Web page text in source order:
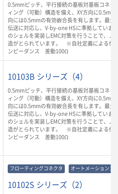
0.5mmピッチ、平行接続の基板対基板コネク
ィング（可動）構造を備え、XY方向に
向には0.5mmの有効嵌合長を有します。最
伝送に対応し、V-by-one HSに準拠していま
のシェルを実装しEMC対策を行うことで、ノ
造がとられています。 ※自社定義による代
ンピーダンス 差動100Ω
10103B シリーズ（4）
0.5mmピッチ、平行接続の基板対基板コネク
ィング（可動）構造を備え、XY方向に
向には0.5mmの有効嵌合長を有します。最
伝送に対応し、V-by-one HSに準拠していま
のシェルを実装しEMC対策を行うことで、ノ
造がとられています。 ※自社定義による代
ンピーダンス 差動100Ω
フローティングコネクタ オートメーションコ
10102S シリーズ（2）